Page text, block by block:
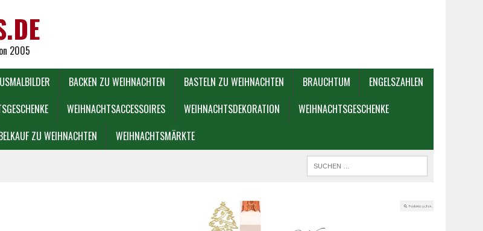
2005
BACKEN ZU WEIHNACHTEN BASTELN ZU WEIHNACHTEN BRAUCHTUM
ENGELSZAHLEN
WEIHNACHTSACCESSOIRES WEIHNACHTSDEKORATION
WEIHNACHTSGESCHENKE
ZU WEIHNACHTEN WEIHNACHTSMÄRKTE